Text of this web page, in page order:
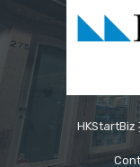
HKStartBiz